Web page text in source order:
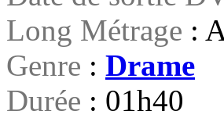
Long Métrage :
Genre : Drame
Durée : 01h40